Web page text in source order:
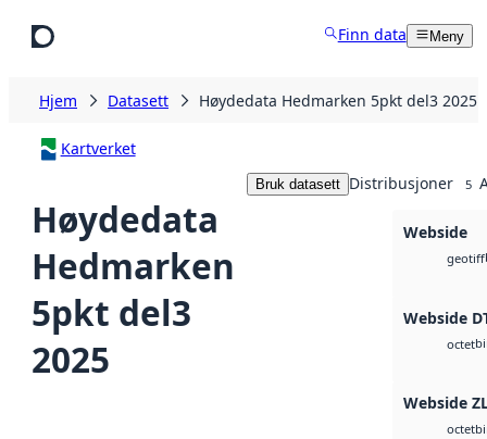
Finn data Meny
Hjem Datasett Høydedata Hedmarken 5pkt del3 2025
Kartverket
Høydedata
Hedmarken
5pkt del3
2025
Bruk datasett Distribusjoner 5
Webside
geotiff
Webside
octet
Webside
octet